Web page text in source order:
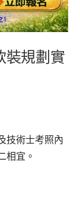
裝規劃實
技術士考照內
相宜。